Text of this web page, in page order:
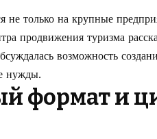
не только на крупные
продвижения туризма
возможность
нужды.
формат и